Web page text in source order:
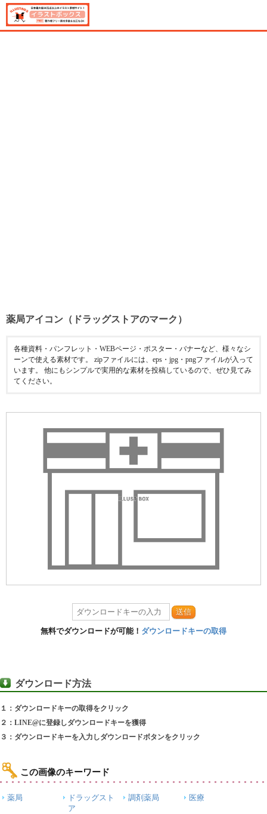
薬局アイコン（ドラッグストアのマーク）
各種資料・パンフレット・WEBページ・ポスター・バナーなど、様々なシ
ーンで使える素材です。 zipファイルには、eps・jpg・pngファイルが入って
います。 他にもシンプルで実用的な素材を投稿しているので、ぜひ見てみ
てください。
送信
無料でダウンロードが可能！ ダウンロードキーの取得
ダウンロード方法
１：ダウンロードキーの取得をクリック
２：LINE@に登録しダウンロードキーを獲得
３：ダウンロードキーを入力しダウンロードボタンをクリック
この画像のキーワード
薬局
ドラッグスト
ア
調剤薬局 医療